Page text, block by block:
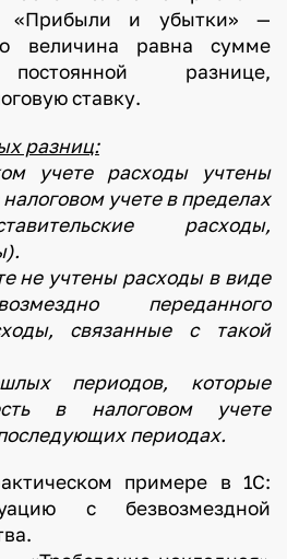
«Прибыли и убытки» —
величина равна сумме
постоянной разнице,
ставку.
разниц:
учете расходы учтены
учете в пределах
расходы,
не учтены расходы в виде
переданного
связанные с такой
периодов, которые
в налоговом учете
периодах.
примере в 1С:
с безвозмездной